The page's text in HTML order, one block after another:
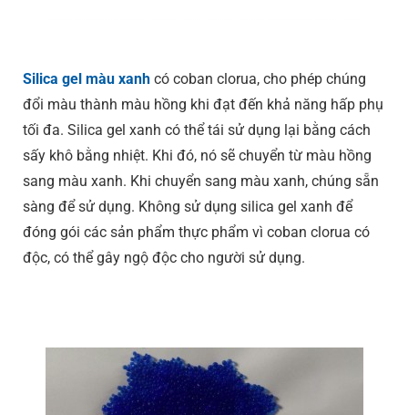
Silica gel màu xanh có coban clorua, cho phép chúng
đổi màu thành màu hồng khi đạt đến khả năng hấp phụ
tối đa. Silica gel xanh có thể tái sử dụng lại bằng cách
sấy khô bằng nhiệt. Khi đó, nó sẽ chuyển từ màu hồng
sang màu xanh. Khi chuyển sang màu xanh, chúng sẵn
sàng để sử dụng. Không sử dụng silica gel xanh để
đóng gói các sản phẩm thực phẩm vì coban clorua có
độc, có thể gây ngộ độc cho người sử dụng.